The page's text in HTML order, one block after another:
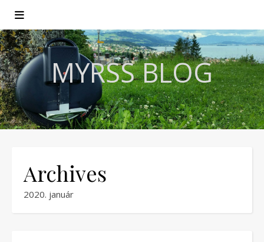
MYRSS BLOG
Archives
2020. január